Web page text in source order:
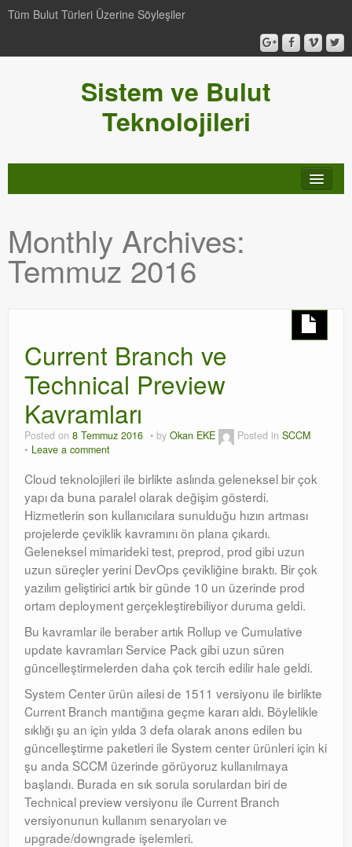
Tüm Bulut Türleri Üzerine Söyleşiler
Sistem ve Bulut
Teknolojileri
Genel
Video-Webcast-Seminer
SCOM
Orchestrator
Watchguard
PHP & MySQL
Exchange
Monthly Archives:
Temmuz 2016
Current Branch ve
Technical Preview
Kavramları
Posted on 8 Temmuz 2016 by Okan EKE Posted in SCCM
Leave a comment
Cloud teknolojileri ile birlikte aslında geleneksel bir çok
yapı da buna paralel olarak değişim gösterdi.
Hizmetlerin son kullanıcılara sunulduğu hızın artması
projelerde çeviklik kavramını ön plana çıkardı.
Geleneksel mimarideki test, preprod, prod gibi uzun
uzun süreçler yerini DevOps çevikliğine bıraktı. Bir çok
yazılım geliştirici artık bir günde 10 un üzerinde prod
ortam deployment gerçekleştirebiliyor duruma geldi.
Bu kavramlar ile beraber artık Rollup ve Cumulative
update kavramları Service Pack gibi uzun süren
güncelleştirmelerden daha çok tercih edilir hale geldi.
System Center ürün ailesi de 1511 versiyonu ile birlikte
Current Branch mantığına geçme kararı aldı. Böylelikle
sıklığı şu an için yılda 3 defa olarak anons edilen bu
güncelleştirme paketleri ile System center ürünleri için ki
şu anda SCCM üzerinde görüyoruz kullanılmaya
başlandı. Burada en sık sorula sorulardan biri de
Technical preview versiyonu ile Current Branch
versiyonunun kullanım senaryoları ve
upgrade/downgrade işelemleri.